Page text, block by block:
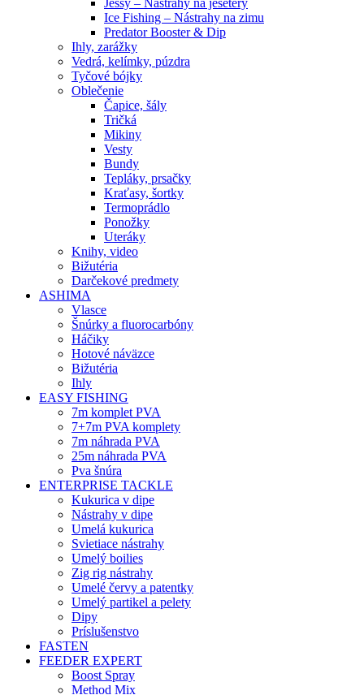
Jessy – Nástrahy na jesetery
Ice Fishing – Nástrahy na zimu
Predator Booster & Dip
Ihly, zarážky
Vedrá, kelímky, púzdra
Tyčové bójky
Oblečenie
Čapice, šály
Tričká
Mikiny
Vesty
Bundy
Tepláky, prsačky
Kraťasy, šortky
Termoprádlo
Ponožky
Uteráky
Knihy, video
Bižutéria
Darčekové predmety
ASHIMA
Vlasce
Šnúrky a fluorocarbóny
Háčiky
Hotové náväzce
Bižutéria
Ihly
EASY FISHING
7m komplet PVA
7+7m PVA komplety
7m náhrada PVA
25m náhrada PVA
Pva šnúra
ENTERPRISE TACKLE
Kukurica v dipe
Nástrahy v dipe
Umelá kukurica
Svietiace nástrahy
Umelý boilies
Zig rig nástrahy
Umelé červy a patentky
Umelý partikel a pelety
Dipy
Príslušenstvo
FASTEN
FEEDER EXPERT
Boost Spray
Method Mix